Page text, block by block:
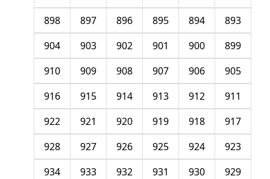
893
894
895
896
897
898
899
900
901
902
903
904
905
906
907
908
909
910
911
912
913
914
915
916
917
918
919
920
921
922
923
924
925
926
927
928
929
930
931
932
933
934